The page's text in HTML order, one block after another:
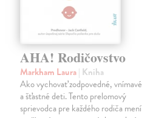
AHA! Rodičovstvo
Markham Laura| Kniha
Ako vychovať zodpovedné, vnímavé
a šťastné deti. Tento prelomový
sprievodca pre každého rodiča mení